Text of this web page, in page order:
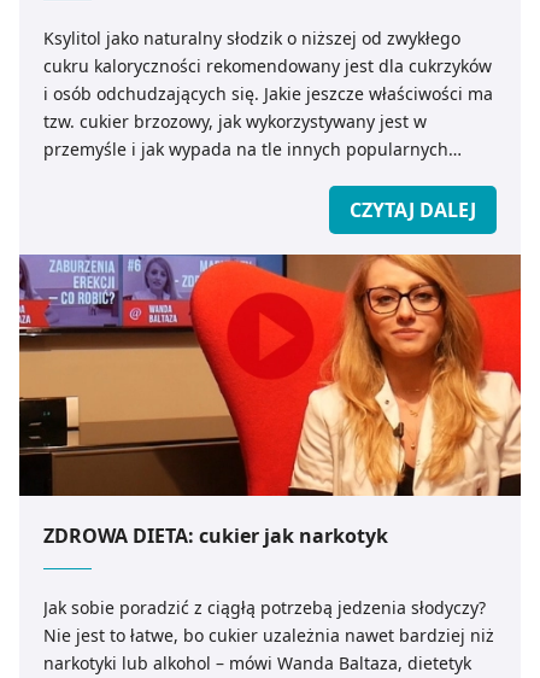
dla funkcjonowania Strony. Będzie się to jednak wiązało
z brakiem dostępu do wszystkich funkcjonalności
Strony.
Ksylitol jako naturalny słodzik o niższej od zwykłego
cukru kaloryczności rekomendowany jest dla cukrzyków
i osób odchudzających się. Jakie jeszcze właściwości ma
tzw. cukier brzozowy, jak wykorzystywany jest w
przemyśle i jak wypada na tle innych popularnych
CZYTAJ DALEJ
ZDROWA DIETA: cukier jak narkotyk
Jak sobie poradzić z ciągłą potrzebą jedzenia słodyczy?
Nie jest to łatwe, bo cukier uzależnia nawet bardziej niż
narkotyki lub alkohol – mówi Wanda Baltaza, dietetyk